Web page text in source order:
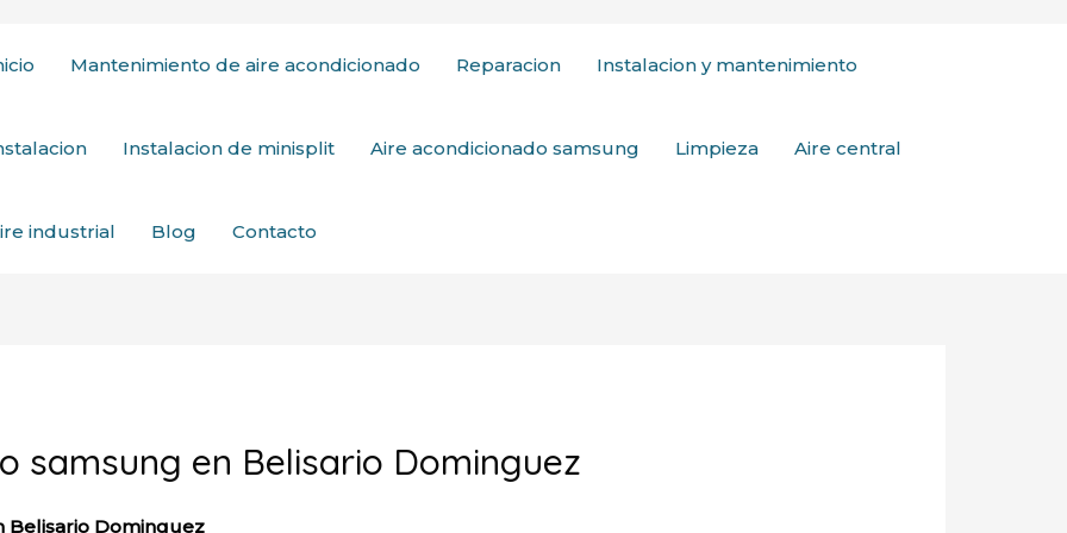
Mantenimiento de aire acondicionado Reparacion Instalacion y mantenimiento
Instalacion de minisplit Aire acondicionado samsung Limpieza Aire central
industrial Blog Contacto
samsung en Belisario Dominguez
Belisario Dominguez